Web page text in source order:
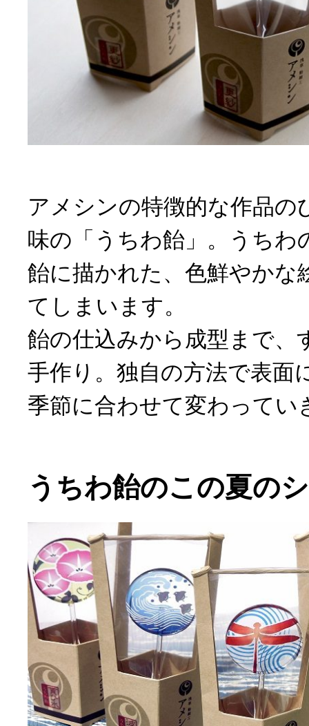
アメシンの特徴的な作品の
味の「うちわ飴」。うちわ
飴に描かれた、色鮮やかな
てしまいます。
飴の仕込みから成型まで、
手作り。独自の方法で表面
季節に合わせて変わってい
うちわ飴のこの夏の